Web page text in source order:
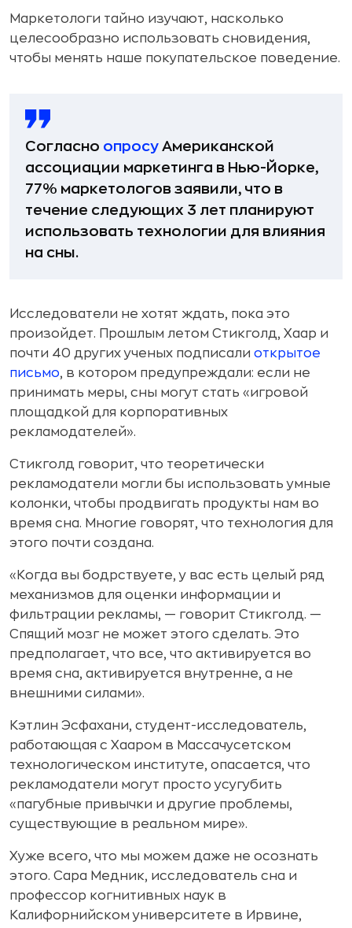
Маркетологи тайно изучают, насколько
целесообразно использовать сновидения,
чтобы менять наше покупательское поведение.
Согласно опросу Американской
ассоциации маркетинга в Нью-Йорке,
77% маркетологов заявили, что в
течение следующих 3 лет планируют
использовать технологии для влияния
на сны.
Исследователи не хотят ждать, пока это
произойдет. Прошлым летом Стикголд, Хаар и
почти 40 других ученых подписали открытое
письмо, в котором предупреждали: если не
принимать меры, сны могут стать «игровой
площадкой для корпоративных
рекламодателей».
Стикголд говорит, что теоретически
рекламодатели могли бы использовать умные
колонки, чтобы продвигать продукты нам во
время сна. Многие говорят, что технология для
этого почти создана.
«Когда вы бодрствуете, у вас есть целый ряд
механизмов для оценки информации и
фильтрации рекламы, — говорит Стикголд. —
Спящий мозг не может этого сделать. Это
предполагает, что все, что активируется во
время сна, активируется внутренне, а не
внешними силами».
Кэтлин Эсфахани, студент-исследователь,
работающая с Хааром в Массачусетском
технологическом институте, опасается, что
рекламодатели могут просто усугубить
«пагубные привычки и другие проблемы,
существующие в реальном мире».
Хуже всего, что мы можем даже не осознать
этого. Сара Медник, исследователь сна и
профессор когнитивных наук в
Калифорнийском университете в Ирвине,